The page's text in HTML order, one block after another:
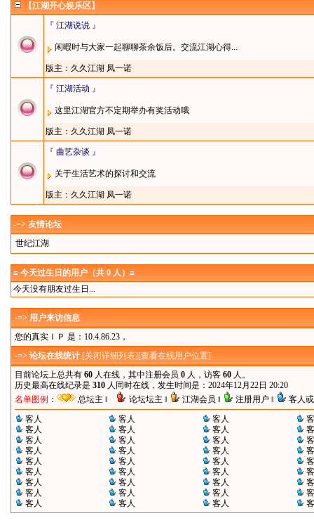
【江湖开心娱乐区】
『 江湖说说 』
闲暇时与大家一起聊聊茶余饭后。交流江湖心得...
版主： 久久江湖 凤一诺
『 江湖活动 』
这里江湖官方不定期举办有奖活动哦
版主： 久久江湖 凤一诺
『 曲艺杂谈 』
关于生活艺术的探讨和交流
版主： 久久江湖 凤一诺
-=> 友情论坛
世纪江湖
≡ 今天过生日的用户（共 0 人）≡
今天没有朋友过生日...
-=> 用户来访信息
您的真实ＩＰ 是：10.4.86.23，
-=> 论坛在线统计[关闭详细列表][查看在线用户位置]
目前论坛上总共有 60 人在线，其中注册会员 0 人，访客 60 人。
历史最高在线纪录是 310 人同时在线，发生时间是：2024年12月22日 20:20
名单图例 ： 总坛主 ‖ 论坛坛主 ‖ 江湖会员 ‖ 注册用户 ‖
客人
客人
客人 客人
客人
客人 客人
客人
客人 客人
客人
客人 客人
客人
客人 客人
客人
客人 客人
客人
客人 客人
客人
客人 客人
客人
客人 客人